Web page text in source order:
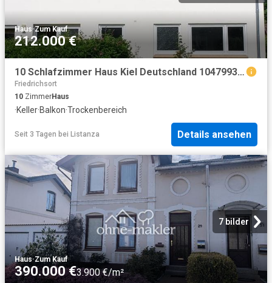
Haus·Zum Kauf
212.000 €
10 Schlafzimmer Haus Kiel Deutschland 104799355
Friedrichsort
10 ZimmerHaus
·Keller·Balkon·Trockenbereich
Seit 3 Tagen bei Listanza Details ansehen
7 bilder
Haus·Zum Kauf
390.000 €3.900 €/m²